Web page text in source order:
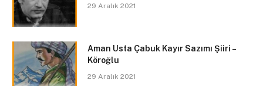
29 Aralık 2021
Aman Usta Çabuk Kayır Sazımı Şiiri –
Köroğlu
29 Aralık 2021